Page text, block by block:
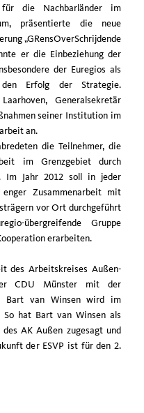
für die Nachbarländer im
präsentierte die neue
„GRensOverSchrijdende
er die Einbeziehung der
der Euregios als
Erfolg der Strategie.
Generalsekretär
seiner Institution im
an.
die Teilnehmer, die
im Grenzgebiet durch
Im Jahr 2012 soll in jeder
Zusammenarbeit mit
vor Ort durchgeführt
übergreifende Gruppe
erarbeiten.
des Arbeitskreises Außen-
CDU Münster mit der
Bart van Winsen wird im
hat Bart van Winsen als
AK Außen zugesagt und
der ESVP ist für den 2.